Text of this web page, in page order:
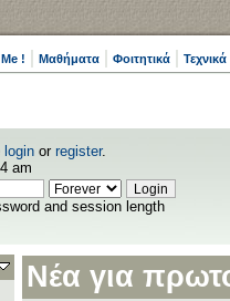
! Μαθήματα Φοιτητικά
login or register.
am
and session length
Νέα για